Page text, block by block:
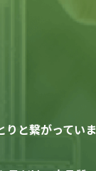
と繋がっていま